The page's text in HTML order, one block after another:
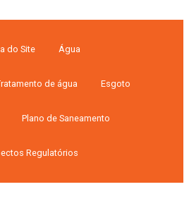
do Site Água
de água Esgoto
Plano de Saneamento
Regulatórios